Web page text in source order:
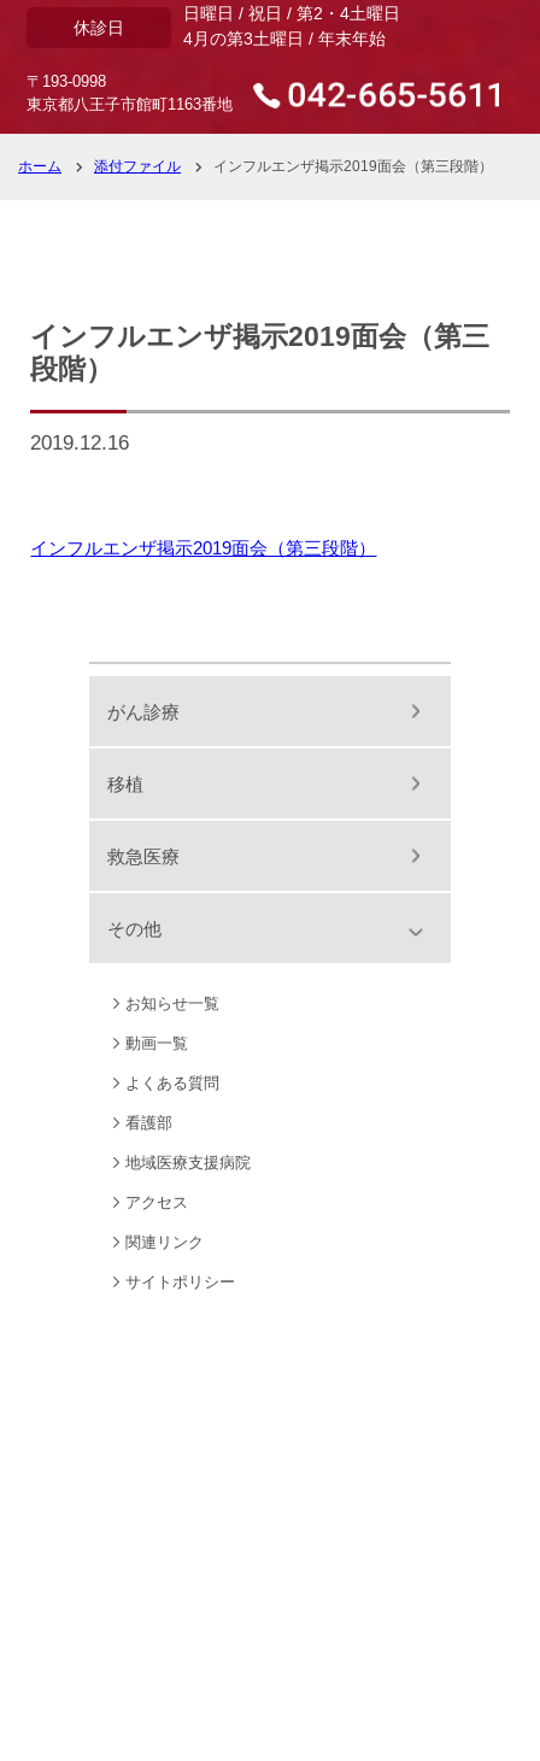
休診日
日曜日 / 祝日 / 第2・4土曜日
4月の第3土曜日 / 年末年始
〒193-0998
東京都八王子市館町1163番地
ホーム 添付ファイル インフルエンザ掲示2019面会（第三段階）
インフルエンザ掲示2019面会（第三
段階）
2019.12.16
インフルエンザ掲示2019面会（第三段階）
がん診療
移植
救急医療
その他
お知らせ一覧
動画一覧
よくある質問
看護部
地域医療支援病院
アクセス
関連リンク
サイトポリシー